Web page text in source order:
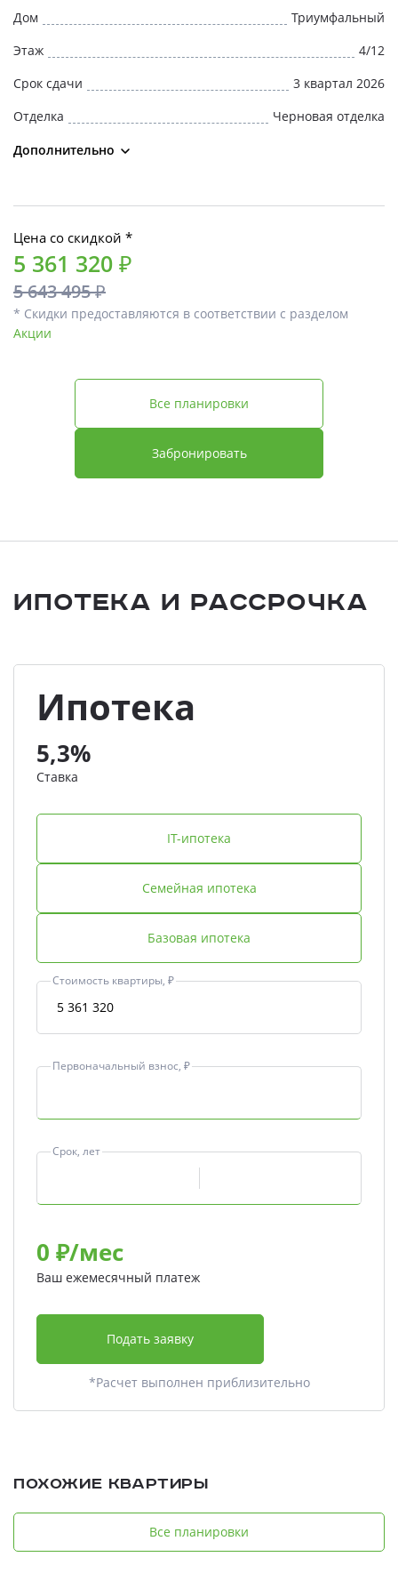
Дом
Триумфальный
Этаж
4/12
Срок сдачи
3 квартал 2026
Отделка
Черновая отделка
Дополнительно
Цена со скидкой *
5 361 320 ₽
5 643 495 ₽
* Скидки предоставляются в соответствии с разделом
Акции
Забронировать
Все планировки
Ипотека и Рассрочка
Ипотека
5,3%
Ставка
IT-ипотека
Семейная ипотека
Базовая ипотека
Стоимость квартиры, ₽
Первоначальный взнос, ₽
Срок, лет
0 ₽/мес
Ваш ежемесячный платеж
Подать заявку
*Расчет выполнен приблизительно
Похожие квартиры
Все планировки